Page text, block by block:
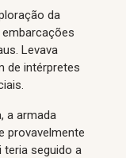
da
Levava
de intérpretes
a armada
provavelmente
teria seguido a